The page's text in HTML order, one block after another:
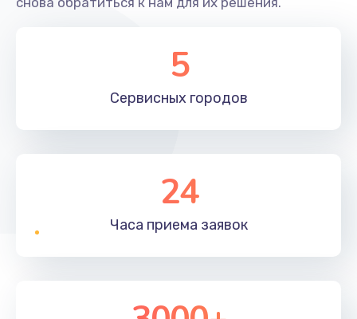
5
Сервисных городов
24
Часа приема заявок